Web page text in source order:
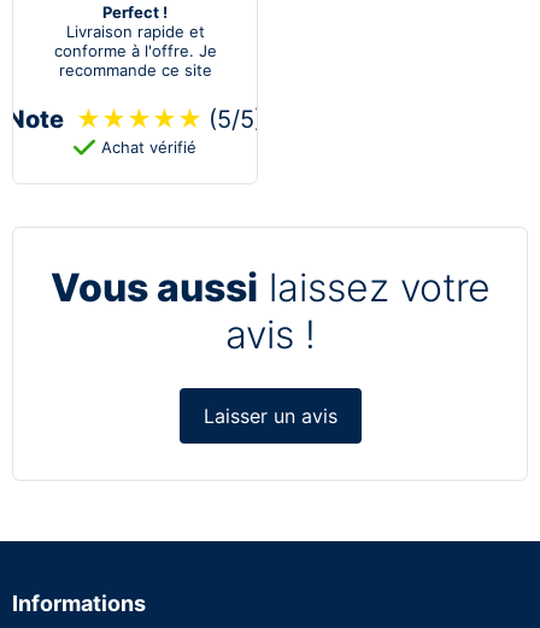
Perfect !
Livraison rapide et
conforme à l'offre. Je
recommande ce site
Note ★★★★★ (5/5)
Achat vérifié
Vous aussi laissez votre
avis !
Laisser un avis
Informations